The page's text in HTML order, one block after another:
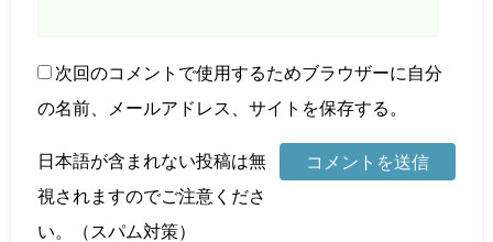
次回のコメントで使用するためブラウザーに自分
の名前、メールアドレス、サイトを保存する。
日本語が含まれない投稿は無
視されますのでご注意くださ
い。（スパム対策）